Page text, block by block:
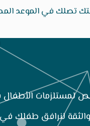
تصلك في الموعد
لمستلزمات
والثقة لنرافق طفلك